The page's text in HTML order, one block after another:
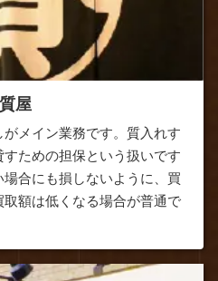
質屋
メイン業務です。質入れす
ための担保という扱いです
合にも損しないように、買
額は低くなる場合が普通で